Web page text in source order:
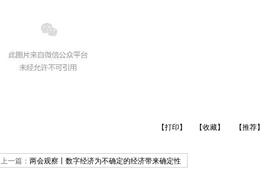
【打印】 【收藏】 【推荐】
上一篇： 两会观察丨数字经济为不确定的经济带来确定性